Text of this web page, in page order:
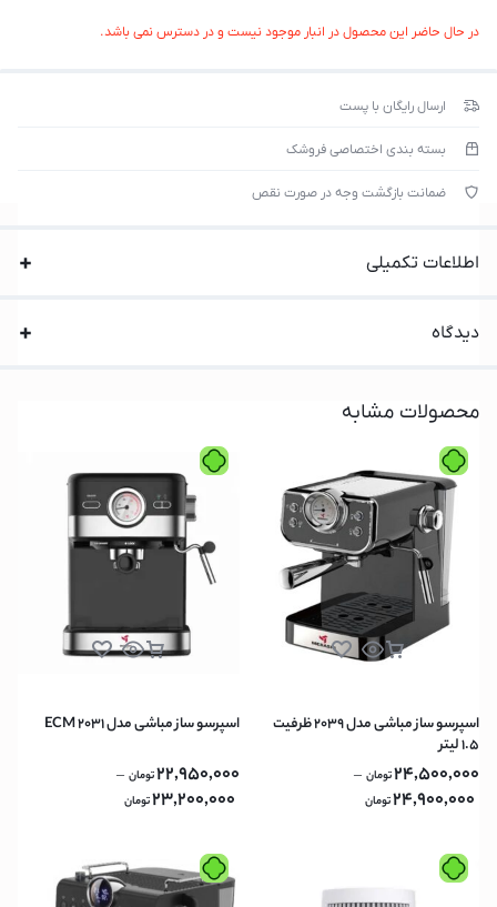
در حال حاضر این محصول در انبار موجود نیست و در دسترس نمی باشد.
ارسال رایگان با پست
بسته بندی اختصاصی فروشک
ضمانت بازگشت وجه در صورت نقص
اطلاعات تکمیلی
دیدگاه
محصولات مشابه
اسپرسو ساز مباشی مدل 2039 ظرفیت
۱.۵ لیتر
24,500,000تومان –
24,900,000تومان
اسپرسو ساز مباشی مدل ECM 2031
22,950,000تومان –
23,200,000تومان